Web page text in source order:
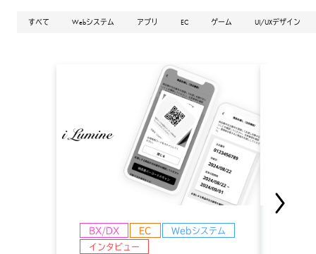
すべて Webシステム アプリ EC ゲーム UI/UXデザイン
BX/DX EC
Webシステム
インタビュー